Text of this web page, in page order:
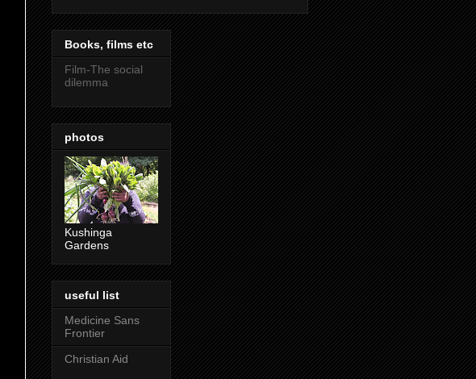
Books, films etc
Film-The social
dilemma
photos
Kushinga
Gardens
useful list
Medicine Sans
Frontier
Christian Aid